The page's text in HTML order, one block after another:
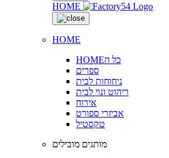
HOME
HOME
HOMEכל ה
ספרים
ניחוחות לבית
ריהוט ונוי לבית
אירוח
אביזרי ספורט
טקסטיל
מותגים מובילים